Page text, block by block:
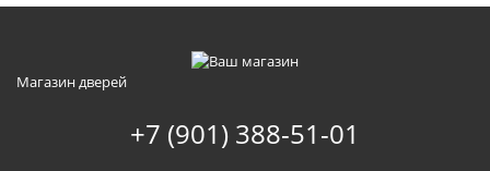
Магазин дверей
+7 (901) 388-51-01